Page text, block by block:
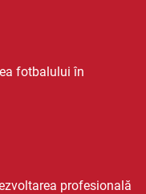
fotbalului în
profesională